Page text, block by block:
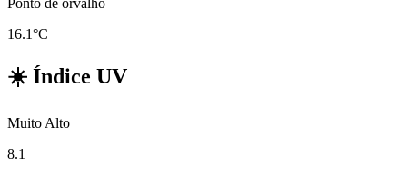
16.1°C
☀️ Índice UV
Muito Alto
8.1